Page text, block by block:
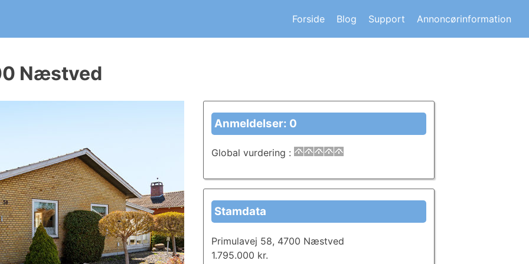
huskøb. Skriv og del anmeldelser i dag, og læs om andre huskøberes oplevelser.
Forside Blog Support Annoncørinformation
Næstved
Anmeldelser: 0
Global vurdering :
Stamdata
Primulavej 58, 4700 Næstved
1.795.000 kr.